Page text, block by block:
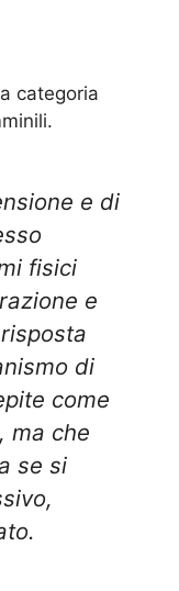
categoria
e di
fisici
e
di
come
ma che
se si